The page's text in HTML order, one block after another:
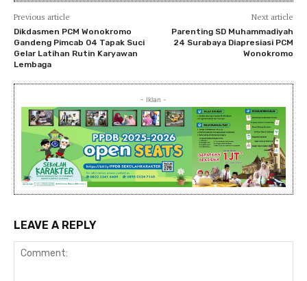
Previous article
Dikdasmen PCM Wonokromo
Gandeng Pimcab 04 Tapak Suci
Gelar Latihan Rutin Karyawan
Lembaga
Next article
Parenting SD Muhammadiyah
24 Surabaya Diapresiasi PCM
Wonokromo
- Iklan -
LEAVE A REPLY